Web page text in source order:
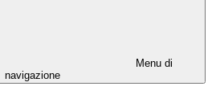
Menu di
navigazione